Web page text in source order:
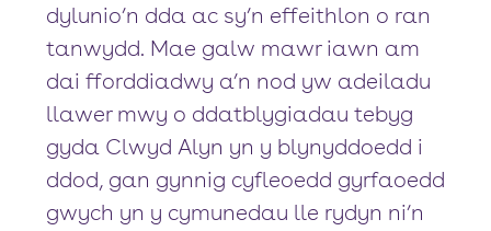
dylunio’n dda ac sy’n effeithlon o ran
tanwydd. Mae galw mawr iawn am
dai fforddiadwy a’n nod yw adeiladu
llawer mwy o ddatblygiadau tebyg
gyda Clwyd Alyn yn y blynyddoedd i
ddod, gan gynnig cyfleoedd gyrfaoedd
gwych yn y cymunedau lle rydyn ni’n